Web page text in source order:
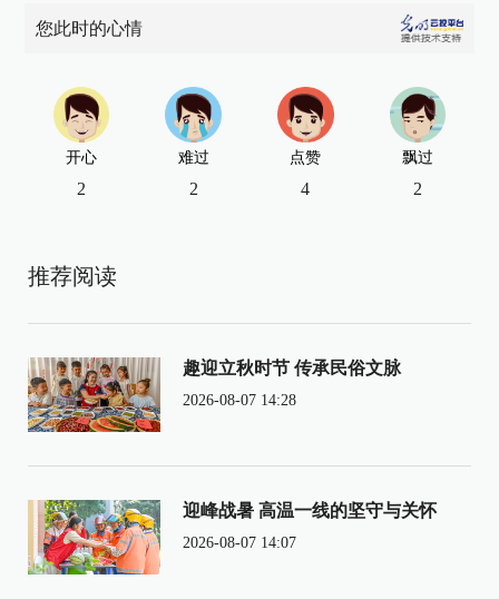
您此时的心情
开心
2
难过
2
点赞
4
飘过
2
推荐阅读
趣迎立秋时节 传承民俗文脉
2026-08-07 14:28
迎峰战暑 高温一线的坚守与关怀
2026-08-07 14:07